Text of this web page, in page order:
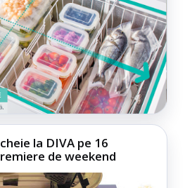
la DIVA pe 16
de weekend